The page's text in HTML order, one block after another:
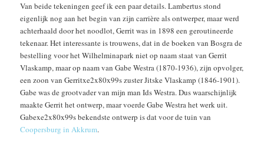
Van beide tekeningen geef ik een paar details. Lambertus stond
eigenlijk nog aan het begin van zijn carrière als ontwerper, maar werd
achterhaald door het noodlot, Gerrit was in 1898 een geroutineerde
tekenaar. Het interessante is trouwens, dat in de boeken van Bosgra de
bestelling voor het Wilhelminapark niet op naam staat van Gerrit
Vlaskamp, maar op naam van Gabe Westra (1870-1936), zijn opvolger,
een zoon van Gerritxe2x80x99s zuster Jitske Vlaskamp (1846-1901).
Gabe was de grootvader van mijn man Ids Westra. Dus waarschijnlijk
maakte Gerrit het ontwerp, maar voerde Gabe Westra het werk uit.
Gabexe2x80x99s bekendste ontwerp is dat voor de tuin van
Coopersburg in Akkrum.